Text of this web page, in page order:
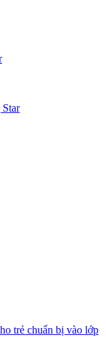
trẻ chuẩn bị vào lớp